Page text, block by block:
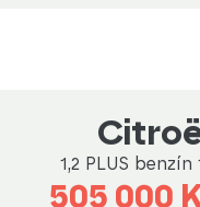
1,2 PLUS
505 000